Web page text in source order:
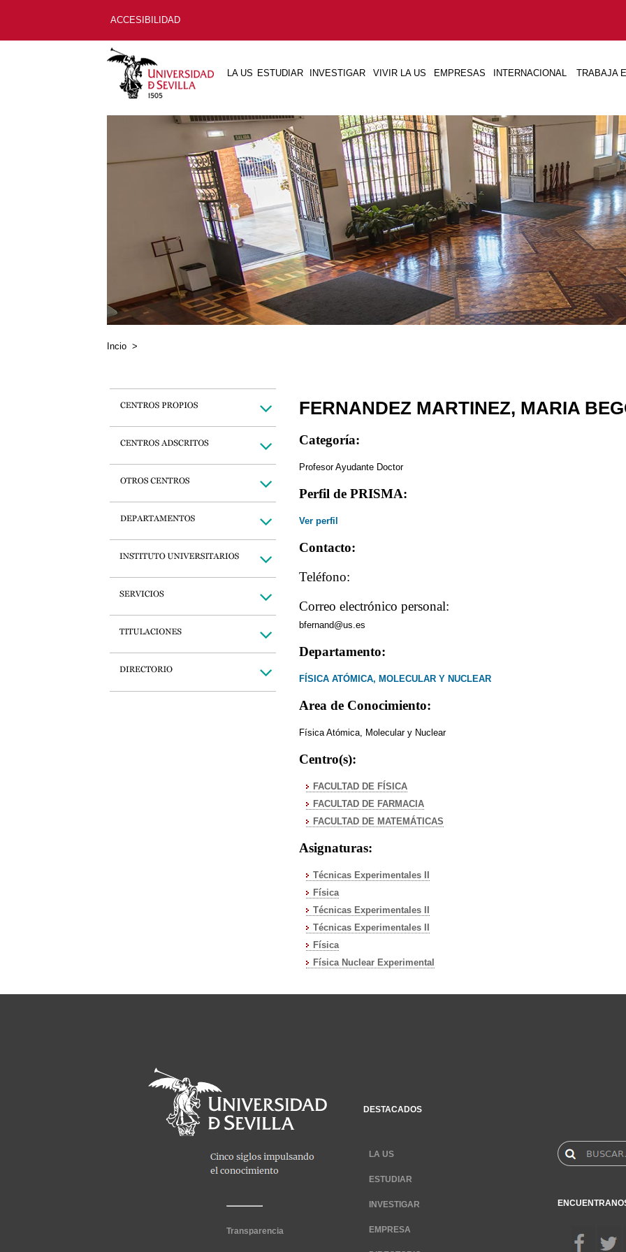
ACCESIBILIDAD
LA US ESTUDIAR INVESTIGAR VIVIR LA US EMPRESAS INTERNACIONAL TRABAJA
Incio >
FERNANDEZ MARTINEZ, MARIA
Categoría:
Profesor Ayudante Doctor
Perfil de PRISMA:
Ver perfil
Contacto:
Teléfono:
Correo electrónico personal:
bfernand@us.es
Departamento:
FÍSICA ATÓMICA, MOLECULAR Y NUCLEAR
Area de Conocimiento:
Física Atómica, Molecular y Nuclear
Centro(s):
FACULTAD DE FÍSICA
FACULTAD DE FARMACIA
FACULTAD DE MATEMÁTICAS
Asignaturas:
Técnicas Experimentales II
Física
Técnicas Experimentales II
Técnicas Experimentales II
Física
Física Nuclear Experimental
Transparencia
DESTACADOS
LA US
ESTUDIAR
INVESTIGAR
EMPRESA